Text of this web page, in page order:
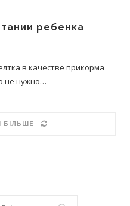
ребенка
в качестве прикорма
не нужно…
БІЛЬШЕ